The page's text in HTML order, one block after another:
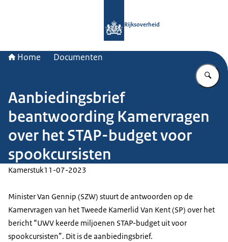
Rijksoverheid
Home Documenten
Aanbiedingsbrief
beantwoording Kamervragen
over het STAP-budget voor
spookcursisten
Kamerstuk11-07-2023
Minister Van Gennip (SZW) stuurt de antwoorden op de
Kamervragen van het Tweede Kamerlid Van Kent (SP) over het
bericht “UWV keerde miljoenen STAP-budget uit voor
spookcursisten”. Dit is de aanbiedingsbrief.